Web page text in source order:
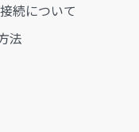
続について
法